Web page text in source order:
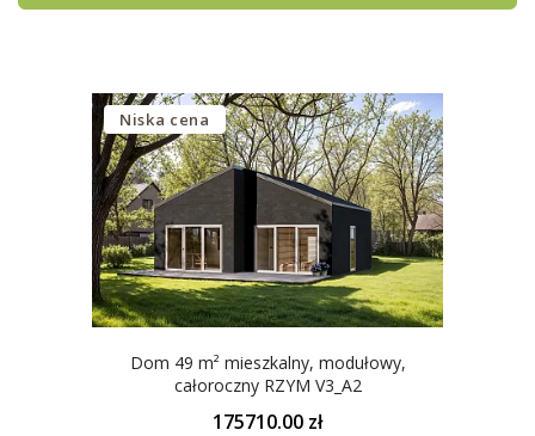
Niska cena
Dom 49 m² mieszkalny, modułowy,
całoroczny RZYM V3_A2
175710.00 zł